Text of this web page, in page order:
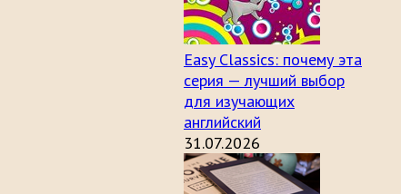
Easy Classics: почему эта
серия — лучший выбор
для изучающих
английский
31.07.2026